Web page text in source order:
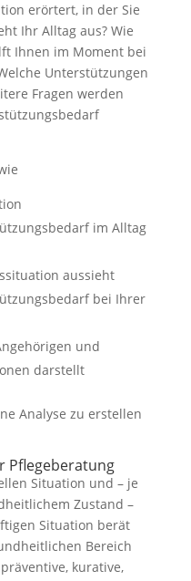
erörtert, in der Sie
Ihr Alltag aus? Wie
Ihnen im Moment bei
Unterstützungen
Fragen werden
im Alltag
aussieht
bei Ihrer
und
darstellt
Analyse zu erstellen
Pflegeberatung
Situation und – je
Zustand –
Situation berät
Bereich
kurative,